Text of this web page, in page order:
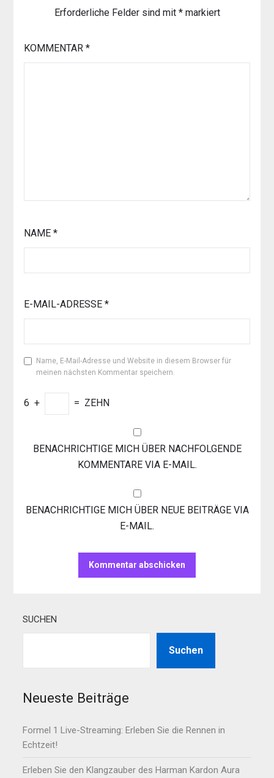
Erforderliche Felder sind mit *markiert
KOMMENTAR *
NAME *
E-MAIL-ADRESSE *
Name, E-Mail-Adresse und Website in diesem Browser für
meinen nächsten Kommentar speichern.
6 + = ZEHN
BENACHRICHTIGE MICH ÜBER NACHFOLGENDE
KOMMENTARE VIA E-MAIL.
BENACHRICHTIGE MICH ÜBER NEUE BEITRÄGE VIA
E-MAIL.
SUCHEN
Suchen
Neueste Beiträge
Formel 1 Live-Streaming: Erleben Sie die Rennen in
Echtzeit!
Erleben Sie den Klangzauber des Harman Kardon Aura